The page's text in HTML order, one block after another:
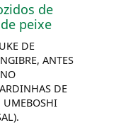
de
de peixe
DE
ANTES
DE
UMEBOSHI